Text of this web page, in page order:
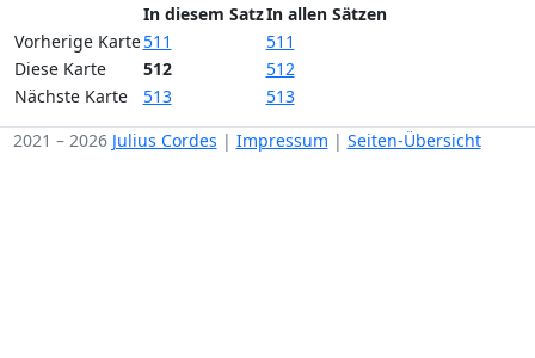
In diesem SatzIn allen Sätzen
Vorherige Karte511
511
Diese Karte
512
512
Nächste Karte
513
513
2021 – 2026 Julius Cordes | Impressum | Seiten-Übersicht